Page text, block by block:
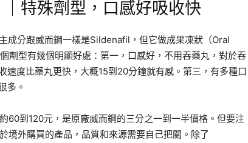
特殊劑型，口感好吸收快
成分跟威而鋼一樣是Sildenafil，但它做成果凍狀（Oral
劑型有幾個明顯好處：第一，口感好，不用吞藥丸，對於吞
速度比藥丸更快，大概15到20分鐘就有感。第三，有多種口
多。
60到120元，是原廠威而鋼的三分之一到一半價格。但要注
境外購買的產品，品質和來源需要自己把關。除了